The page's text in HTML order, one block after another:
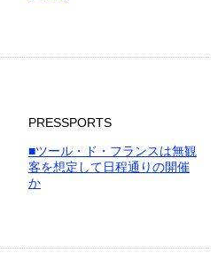
PRESSPORTS
■ツール・ド・フランスは無観
客を想定して日程通りの開催
か